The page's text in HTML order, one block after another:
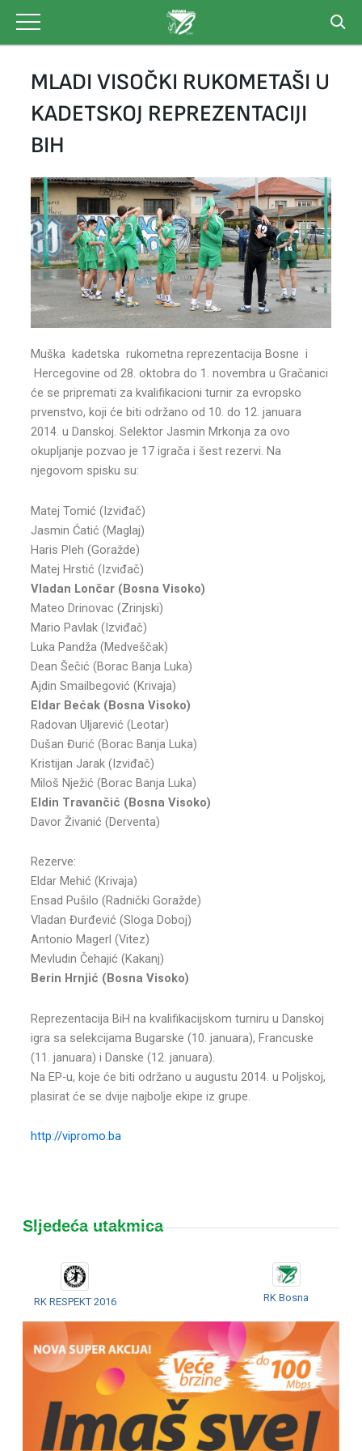
content
MLADI VISOČKI RUKOMETAŠI U
KADETSKOJ REPREZENTACIJI
BIH
Muška kadetska rukometna reprezentacija Bosne i
Hercegovine od 28. oktobra do 1. novembra u Gračanici
će se pripremati za kvalifikacioni turnir za evropsko
prvenstvo, koji će biti održano od 10. do 12. januara
2014. u Danskoj. Selektor Jasmin Mrkonja za ovo
okupljanje pozvao je 17 igrača i šest rezervi. Na
njegovom spisku su:
Matej Tomić (Izviđač)
Jasmin Ćatić (Maglaj)
Haris Pleh (Goražde)
Matej Hrstić (Izviđač)
Vladan Lončar (Bosna Visoko)
Mateo Drinovac (Zrinjski)
Mario Pavlak (Izviđač)
Luka Pandža (Medveščak)
Dean Šečić (Borac Banja Luka)
Ajdin Smailbegović (Krivaja)
Eldar Bećak (Bosna Visoko)
Radovan Uljarević (Leotar)
Dušan Đurić (Borac Banja Luka)
Kristijan Jarak (Izviđač)
Miloš Nježić (Borac Banja Luka)
Eldin Travančić (Bosna Visoko)
Davor Živanić (Derventa)
Rezerve:
Eldar Mehić (Krivaja)
Ensad Pušilo (Radnički Goražde)
Vladan Đurđević (Sloga Doboj)
Antonio Magerl (Vitez)
Mevludin Čehajić (Kakanj)
Berin Hrnjić (Bosna Visoko)
Reprezentacija BiH na kvalifikacijskom turniru u Danskoj
igra sa selekcijama Bugarske (10. januara), Francuske
(11. januara) i Danske (12. januara).
Na EP-u, koje će biti održano u augustu 2014. u Poljskoj,
plasirat će se dvije najbolje ekipe iz grupe.
http://vipromo.ba
Sljedeća utakmica
RK RESPEKT 2016 RK Bosna